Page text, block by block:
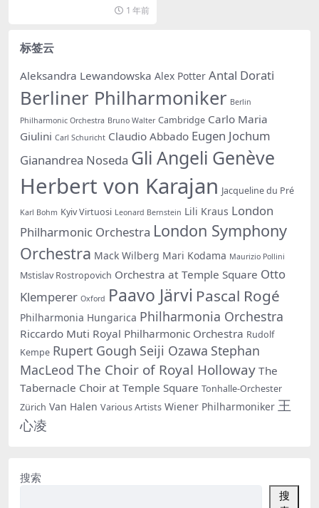
1 年前
标签云
Aleksandra Lewandowska Alex Potter Antal Dorati
Berliner Philharmoniker Berlin
Philharmonic Orchestra Bruno Walter Cambridge Carlo Maria
Giulini Carl Schuricht Claudio Abbado Eugen Jochum
Gianandrea Noseda Gli Angeli Genève
Herbert von Karajan Jacqueline du Pré
Karl Bohm Kyiv Virtuosi Leonard Bernstein Lili Kraus London
Philharmonic Orchestra London Symphony
Orchestra Mack Wilberg Mari Kodama Maurizio Pollini
Mstislav Rostropovich Orchestra at Temple Square Otto
Klemperer Oxford Paavo Järvi Pascal Rogé
Philharmonia Hungarica Philharmonia Orchestra
Riccardo Muti Royal Philharmonic Orchestra Rudolf
Kempe Rupert Gough Seiji Ozawa Stephan
MacLeod The Choir of Royal Holloway The
Tabernacle Choir at Temple Square Tonhalle-Orchester
Zürich Van Halen Various Artists Wiener Philharmoniker 王
心凌
搜索
搜